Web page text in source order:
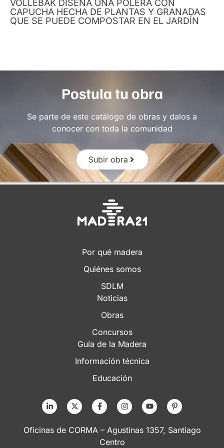
VOLLEBAK DISEÑA UNA POLERA CON
CAPUCHA HECHA DE PLANTAS Y GRANADAS
QUE SE PUEDE COMPOSTAR EN EL JARDÍN
Postula tu obra
Se parte de este catálogo de obras y dalos a
conocer con toda la comunidad
Subir obra
Por qué madera
Quiénes somos
SDLM
Noticias
Obras
Concursos
Guía de la Madera
Información técnica
Educación
Oficinas de CORMA – Agustinas 1357, Santiago
Centro